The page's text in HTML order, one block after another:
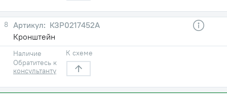
8
КЗР0217452А
Кронштейн
Наличие
Обратитесь к
консультанту
К схеме